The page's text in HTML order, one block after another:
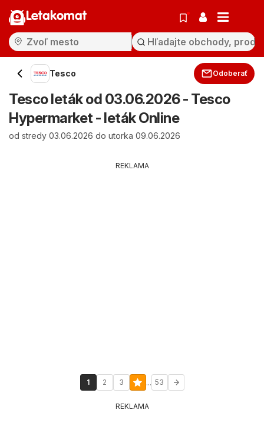
Letakomat
Tesco Odoberať
Tesco leták od 03.06.2026 - Tesco
Hypermarket - leták Online
od stredy 03.06.2026 do utorka 09.06.2026
REKLAMA
1 2 3 ... 53
REKLAMA